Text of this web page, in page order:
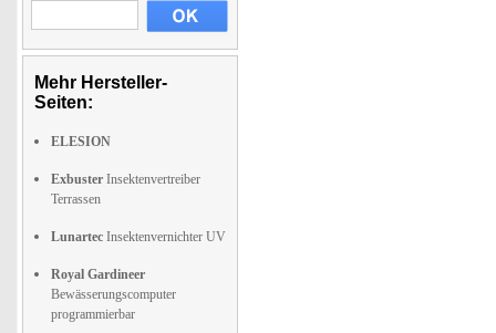
Mehr Hersteller-
Seiten:
ELESION
Exbuster Insektenvertreiber
Terrassen
Lunartec Insektenvernichter UV
Royal Gardineer
Bewässerungscomputer
programmierbar